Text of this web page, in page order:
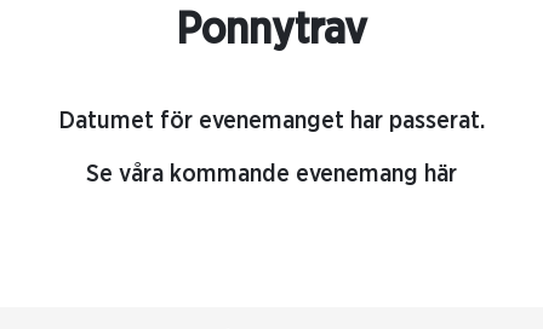
Ponnytrav
Datumet för evenemanget har passerat.
Se våra kommande evenemang här